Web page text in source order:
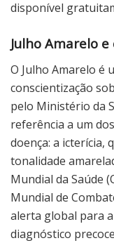
disponível
Julho Amarelo
O Julho Amarelo é
conscientização
pelo Ministério da
referência a um
doença: a icterícia,
tonalidade
Mundial da Saúde
Mundial de
alerta global para
diagnóstico